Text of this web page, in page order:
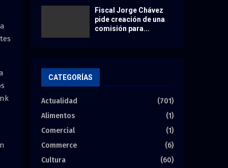
Fiscal Jorge Chávez
pide creación de una
comisión para...
CATEGORÍAS
Actualidad
(701)
Alimentos
(1)
Comercial
(1)
Commerce
(6)
Cultura
(60)